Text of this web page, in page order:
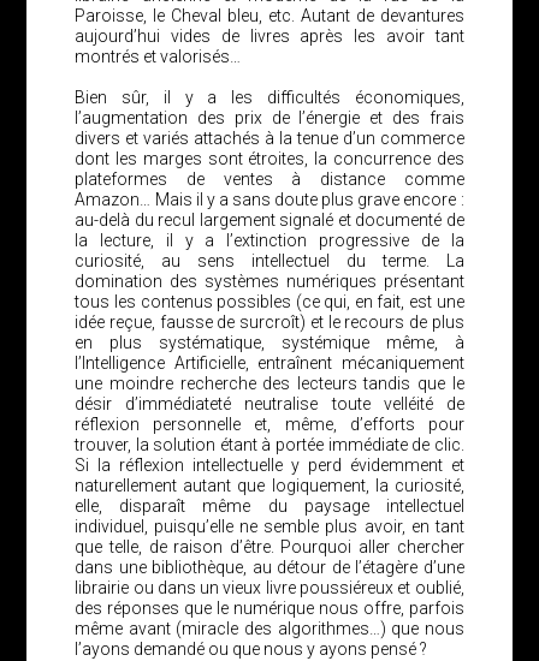
Paroisse, le Cheval bleu, etc. Autant de devantures
aujourd’hui vides de livres après les avoir tant
montrés et valorisés…
Bien sûr, il y a les difficultés économiques,
l’augmentation des prix de l’énergie et des frais
divers et variés attachés à la tenue d’un commerce
dont les marges sont étroites, la concurrence des
plateformes de ventes à distance comme
Amazon… Mais il y a sans doute plus grave encore :
au-delà du recul largement signalé et documenté de
la lecture, il y a l’extinction progressive de la
curiosité, au sens intellectuel du terme. La
domination des systèmes numériques présentant
tous les contenus possibles (ce qui, en fait, est une
idée reçue, fausse de surcroît) et le recours de plus
en plus systématique, systémique même, à
l’Intelligence Artificielle, entraînent mécaniquement
une moindre recherche des lecteurs tandis que le
désir d’immédiateté neutralise toute velléité de
réflexion personnelle et, même, d’efforts pour
trouver, la solution étant à portée immédiate de clic.
Si la réflexion intellectuelle y perd évidemment et
naturellement autant que logiquement, la curiosité,
elle, disparaît même du paysage intellectuel
individuel, puisqu’elle ne semble plus avoir, en tant
que telle, de raison d’être. Pourquoi aller chercher
dans une bibliothèque, au détour de l’étagère d’une
librairie ou dans un vieux livre poussiéreux et oublié,
des réponses que le numérique nous offre, parfois
même avant (miracle des algorithmes…) que nous
l’ayons demandé ou que nous y ayons pensé ?